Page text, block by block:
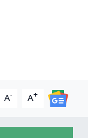
A- A+